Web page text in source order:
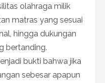
olahraga milik
matras yang sesuai
hingga dukungan
bertanding.
bukti bahwa jika
sebesar apapun